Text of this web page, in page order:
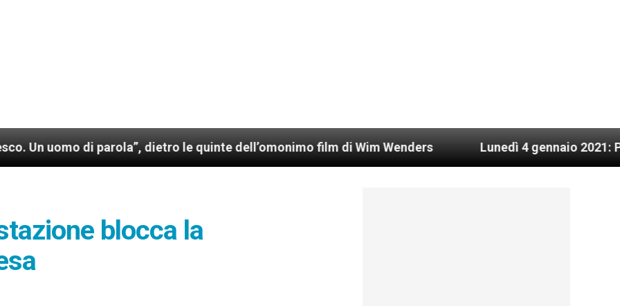
di parola”, dietro le quinte dell’omonimo film di Wim Wenders Lunedì 4 gennaio 2021: Possesso
blocca la